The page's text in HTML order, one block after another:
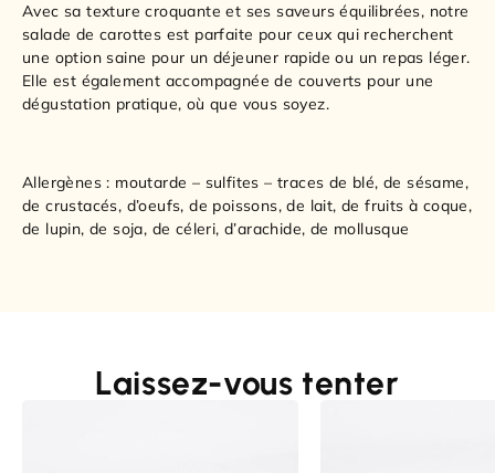
Avec sa texture croquante et ses saveurs équilibrées, notre
salade de carottes est parfaite pour ceux qui recherchent
une option saine pour un déjeuner rapide ou un repas léger.
Elle est également accompagnée de couverts pour une
dégustation pratique, où que vous soyez.
Allergènes : moutarde – sulfites – traces de blé, de sésame,
de crustacés, d’oeufs, de poissons, de lait, de fruits à coque,
de lupin, de soja, de céleri, d’arachide, de mollusque
Laissez-vous tenter